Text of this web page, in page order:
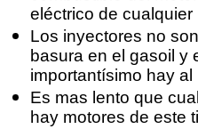
eléctrico de
Los inyectores no
basura en el gasoil y
importantísimo hay al
Es mas lento que
hay motores de este